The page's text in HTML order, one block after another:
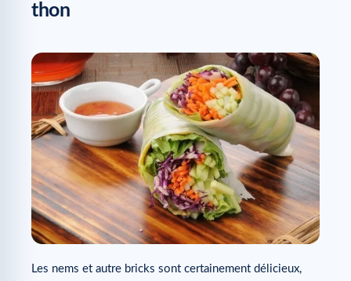
thon
Les nems et autre bricks sont certainement délicieux,